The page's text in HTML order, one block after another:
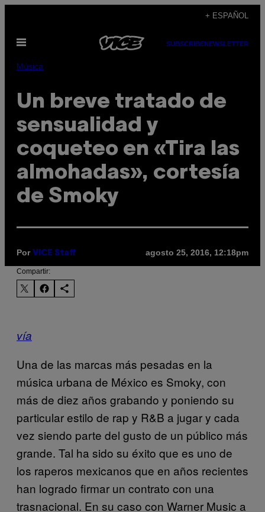
contenido
+ ESPAÑOL
Abrir
SUBSCRIBENEWSLETTER
Música
Un breve tratado de
sensualidad y
coqueteo en «Tira las
almohadas», cortesía
de Smoky
Por VICE Staff agosto 25, 2016, 12:18pm
Compartir:
vía
Una de las marcas más pesadas en la
música urbana de México es Smoky, con
más de diez años grabando y poniendo su
particular estilo de rap y R&B a jugar y cada
vez siendo parte del gusto de un público más
grande. Tal ha sido su éxito que es uno de
los raperos mexicanos que en años recientes
han logrado firmar un contrato con una
trasnacional. En su caso con Warner Music a